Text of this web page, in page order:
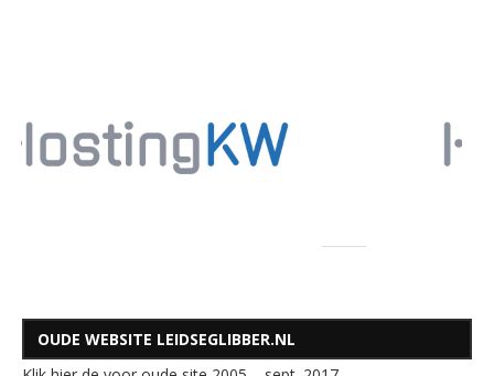
OUDE WEBSITE LEIDSEGLIBBER.NL